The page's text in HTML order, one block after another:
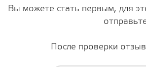
Вы можете стать первым, для
После проверки